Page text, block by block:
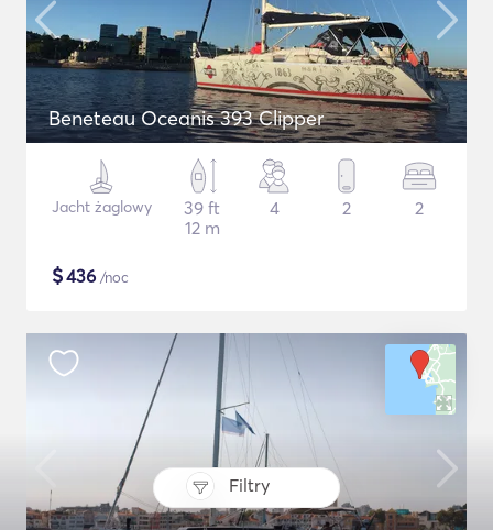
Filtry
Beneteau Oceanis 393 Clipper
Jacht żaglowy
39 ft
12 m
4 2 2
$436 /noc